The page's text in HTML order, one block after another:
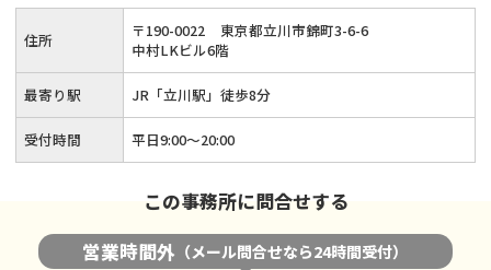
◆「立川駅」から徒歩8分
住所 〒190-0022
東京都立川市錦町3-6-6
中村LKビル6階
最寄り駅 JR「立川駅」徒歩8分
受付時間 平日9:00〜20:00
この事務所に問合せする
営業時間外 （メール問合せなら24時間受付）